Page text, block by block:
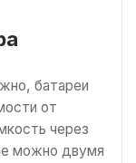
батареи
от
через
можно двумя